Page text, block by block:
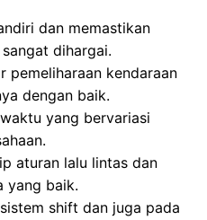
dan memastikan
dihargai.
pemeliharaan kendaraan
dengan baik.
yang bervariasi
aturan lalu lintas dan
yang baik.
shift dan juga pada